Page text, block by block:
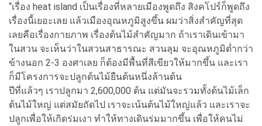
“เรื่อง heat island เป็นเรื่องที่หลายเมืองพูดถึง สิงคโปร์ก็พูดถึง
เรื่องนี้เยอะเลย แล้วเมืองอุณหภูมิสูงขึ้น ผมว่าสิ่งสำคัญที่สุด
เลยคือเรื่องกายภาพ เรื่องต้นไม้สำคัญมาก ถ้าเราเดินเข้ามา
ในสวน จะเห็นว่าในสวนสาธารณะ สวนลุม จะอุณหภูมิต่ำกว่า
ข้างนอก 2-3 องศาเลย ก็ต้องมีพื้นที่สีเขียวให้มากขึ้น และเรา
ก็มีโครงการจะปลูกต้นไม้ยืนต้นหนึ่งล้านต้น
ปีที่แล้วๆ เราปลูกมา 2,600,000 ต้น แต่มันจะรวมทั้งต้นไม้เล็ก
ต้นไม้ใหญ่ แต่สมัยถัดไป เราจะเน้นต้นไม้ใหญ่แล้ว และเราจะ
ปลูกเพื่อให้เกิดร่มเงา ทำให้ทางเดินร่มมากขึ้น เพื่อให้คนไม่